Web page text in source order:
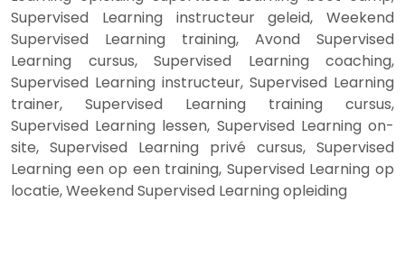
Supervised Learning instructeur geleid, Weekend
Supervised Learning training, Avond Supervised
Learning cursus, Supervised Learning coaching,
Supervised Learning instructeur, Supervised Learning
trainer, Supervised Learning training cursus,
Supervised Learning lessen, Supervised Learning on-
site, Supervised Learning privé cursus, Supervised
Learning een op een training, Supervised Learning op
locatie, Weekend Supervised Learning opleiding